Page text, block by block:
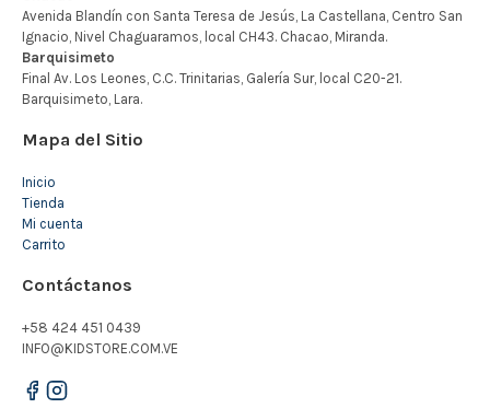
Mapa del Sitio
Inicio
Tienda
Mi cuenta
Carrito
Contáctanos
+58 424 451 0439
INFO@KIDSTORE.COM.VE